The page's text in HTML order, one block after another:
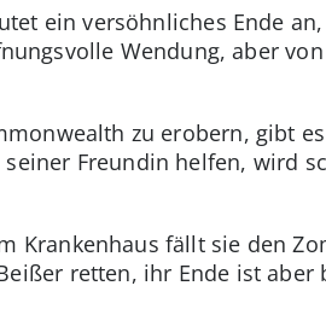
ein versöhnliches Ende
Wendung, aber
zu erobern, gibt
Freundin helfen, wird
Krankenhaus fällt sie den
retten, ihr Ende ist aber